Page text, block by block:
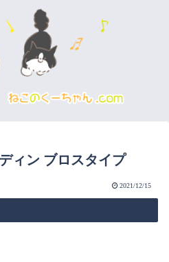
ィン ブロスタイプ
2021/12/15